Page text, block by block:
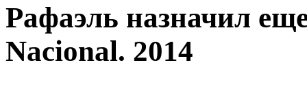
Рафаэль назначил
Nacional. 2014